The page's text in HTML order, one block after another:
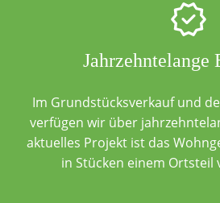
Jahrzehntelange
Im Grundstücksverkauf und
verfügen wir über
aktuelles Projekt ist das
in Stücken einem Ortsteil